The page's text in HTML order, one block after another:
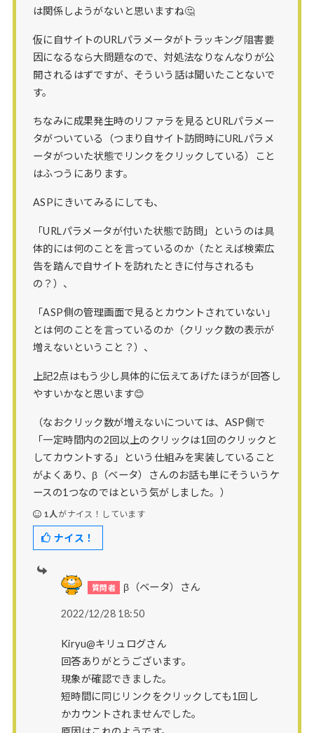
は関係しようがないと思いますね🤔
仮に自サイトのURLパラメータがトラッキング阻害要
因になるなら大問題なので、対処法なりなんなりが公
開されるはずですが、そういう話は聞いたことないで
す。
ちなみに成果発生時のリファラを見るとURLパラメー
タがついている（つまり自サイト訪問時にURLパラメ
ータがついた状態でリンクをクリックしている）こと
はふつうにあります。
ASPにきいてみるにしても、
「URLパラメータが付いた状態で訪問」というのは具
体的には何のことを言っているのか（たとえば検索広
告を踏んで自サイトを訪れたときに付与されるも
の？）、
「ASP側の管理画面で見るとカウントされていない」
とは何のことを言っているのか（クリック数の表示が
増えないということ？）、
上記2点はもう少し具体的に伝えてあげたほうが回答し
やすいかなと思います😊
（なおクリック数が増えないについては、ASP側で
「一定時間内の2回以上のクリックは1回のクリックと
してカウントする」という仕組みを実装していること
がよくあり、β（ベータ）さんのお話も単にそういうケ
ースの1つなのではという気がしました。）
1人がナイス！しています
ナイス！
β（ベータ）さん
2022/12/28 18:50
Kiryu@キリュログさん
回答ありがとうございます。
現象が確認できました。
短時間に同じリンクをクリックしても1回し
かカウントされませんでした。